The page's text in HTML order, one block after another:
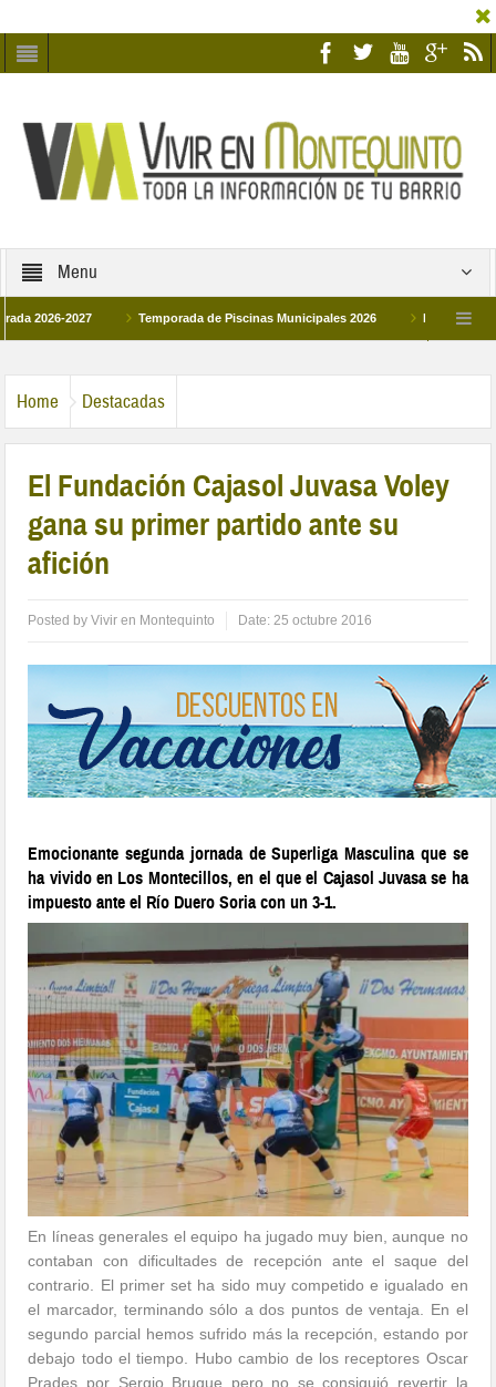
Menu
2027 Temporada de Piscinas Municipales 2026 Los Campus de
Home Destacadas
El Fundación Cajasol Juvasa Voley
gana su primer partido ante su
afición
Posted byVivir en Montequinto Date:25 octubre 2016
Emocionante segunda jornada de Superliga Masculina que se
ha vivido en Los Montecillos, en el que el Cajasol Juvasa se ha
impuesto ante el Río Duero Soria con un 3-1.
En líneas generales el equipo ha jugado muy bien, aunque no
contaban con dificultades de recepción ante el saque del
contrario. El primer set ha sido muy competido e igualado en
el marcador, terminando sólo a dos puntos de ventaja. En el
segundo parcial hemos sufrido más la recepción, estando por
debajo todo el tiempo. Hubo cambio de los receptores Oscar
Prades por Sergio Bruque pero no se consiguió revertir la